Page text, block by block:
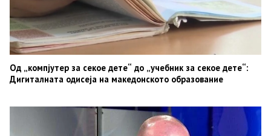
Од „компјутер за секое дете“ до „учебник за секое дете“:
Дигиталната одисеја на македонското образование